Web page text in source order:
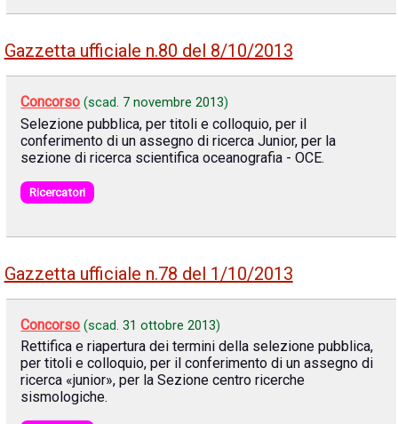
Gazzetta ufficiale n.80 del 8/10/2013
Concorso (scad. 7 novembre 2013)
Selezione pubblica, per titoli e colloquio, per il
conferimento di un assegno di ricerca Junior, per la
sezione di ricerca scientifica oceanografia - OCE.
Ricercatori
Gazzetta ufficiale n.78 del 1/10/2013
Concorso (scad.31 ottobre 2013)
Rettifica e riapertura dei termini della selezione pubblica,
per titoli e colloquio, per il conferimento di un assegno di
ricerca «junior», per la Sezione centro ricerche
sismologiche.